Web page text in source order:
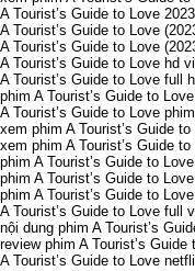
A Tourist’s Guide to Love
A Tourist’s Guide to Love
A Tourist’s Guide to Love
A Tourist’s Guide to Love hd
A Tourist’s Guide to Love full
phim A Tourist’s Guide to
A Tourist’s Guide to Love phim
xem phim A Tourist’s Guide
xem phim A Tourist’s Guide
phim A Tourist’s Guide to
phim A Tourist’s Guide to
phim A Tourist’s Guide to
A Tourist’s Guide to Love full
nội dung phim A Tourist’s
review phim A Tourist’s Guide
A Tourist’s Guide to Love